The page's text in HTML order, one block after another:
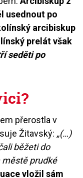
usednout po
arcibiskup
prelát však
seděti po
přerostla v
Žitavský: „(…)
běžeti do
městě prudké
vložil sám